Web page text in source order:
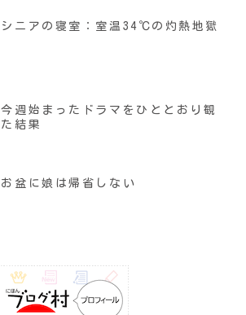
シニアの寝室：室温34℃の灼熱地獄
今週始まったドラマをひととおり観
た結果
お盆に娘は帰省しない